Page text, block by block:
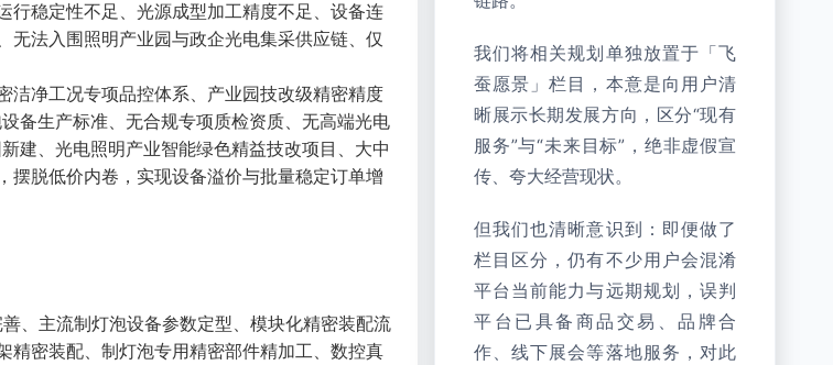
行稳定性不足、光源成型加工精度不足、设备连
法入围照明产业园与政企光电集采供应链、仅
洁净工况专项品控体系、产业园技改级精密精度
备生产标准、无合规专项质检资质、无高端光电
建、光电照明产业智能绿色精益技改项目、大中
脱低价内卷，实现设备溢价与批量稳定订单增
、主流制灯泡设备参数定型、模块化精密装配流
精密装配、制灯泡专用精密部件精加工、数控真
我们将相关规划单独放置于「飞
蚕愿景」栏目，本意是向用户清
晰展示长期发展方向，区分“现有
服务”与“未来目标”，绝非虚假宣
传、夸大经营现状。
但我们也清晰意识到：即便做了
栏目区分，仍有不少用户会混淆
平台当前能力与远期规划，误判
平台已具备商品交易、品牌合
作、线下展会等落地服务，对此